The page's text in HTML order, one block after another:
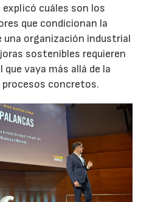
cuáles son los
que condicionan la
una organización industrial
sostenibles requieren
vaya más allá de la
concretos.